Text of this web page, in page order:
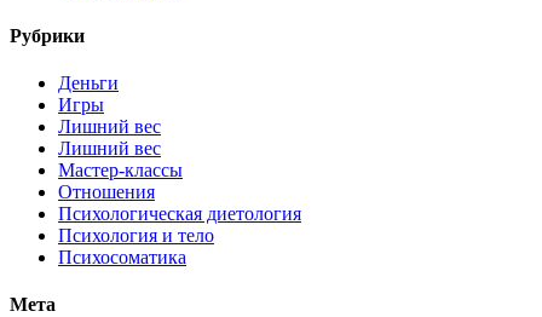
Рубрики
Деньги
Игры
Лишний вес
Лишний вес
Мастер-классы
Отношения
Психологическая диетология
Психология и тело
Психосоматика
Мета